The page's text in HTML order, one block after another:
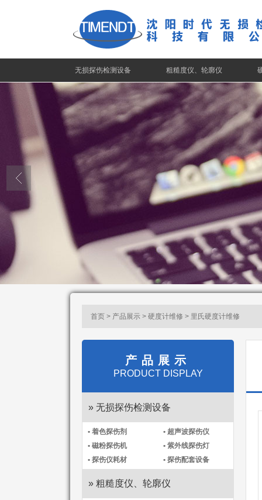
无损探伤检测设备 粗糙度仪、轮廓仪
首页 > 产品展示 > 硬度计维修 > 里氏硬度计维修
产品展示
PRODUCT DISPLAY
» 无损探伤检测设备
• 着色探伤剂
• 超声波探伤仪
• 磁粉探伤机
• 紫外线探伤灯
• 探伤仪耗材
• 探伤配套设备
» 粗糙度仪、轮廓仪